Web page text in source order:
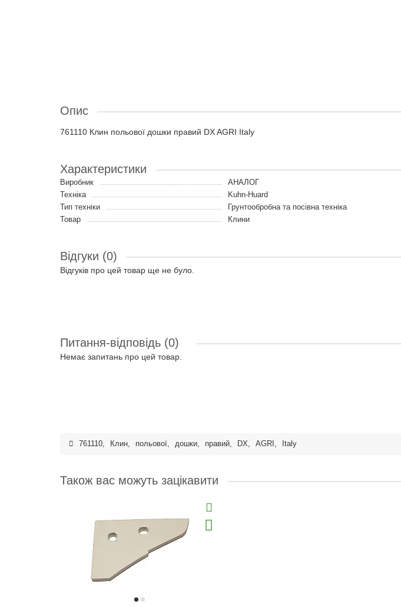
Опис
761110 Клин польової дошки правий DX AGRI Italy
Характеристики
Виробник
АНАЛОГ
Техніка
Kuhn-Huard
Тип техніки
Грунтообробна та посівна техніка
Товар
Клини
Відгуки (0)
Відгуків про цей товар ще не було.
Питання-відповідь (0)
Немає запитань про цей товар.
761110, Клин, польової, дошки, правий, DX, AGRI , Italy
Також вас можуть зацікавити